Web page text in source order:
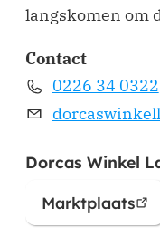
langskomen om
Contact
0226 34 0322
Dorcas Winkel
Marktplaats
(opent in